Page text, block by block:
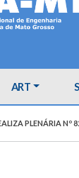
ART
PLENÁRIA